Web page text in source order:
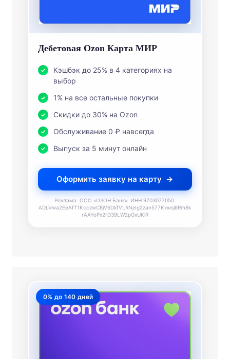
Дебетовая Ozon Карта МИР
Кэшбэк до 25% в 4 категориях на
выбор
1% на все остальные покупки
Скидки до 30% на Ozon
Обслуживание 0 ₽ навсегда
Выпуск за 5 минут онлайн
Оформить заявку на карту
Реклама. ООО «ОЗОН Банк». ИНН 9703077050.
ADLVwa2EeAfT1KcczwC8jV6DkfVLRNjng2zan577Kxwsj6Rm8k
rAAYoPx2rD39LW2pGxUKiR
0% до 140 дней